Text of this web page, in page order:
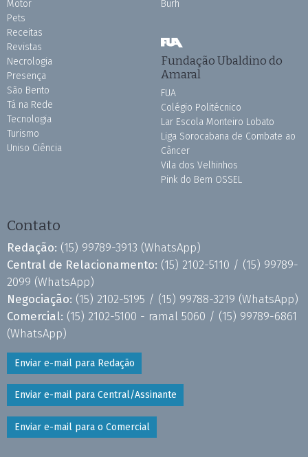
Motor
Pets
Receitas
Revistas
Necrologia
Presença
São Bento
Tá na Rede
Tecnologia
Turismo
Uniso Ciência
Burh
Fundação Ubaldino do
Amaral
FUA
Colégio Politécnico
Lar Escola Monteiro Lobato
Liga Sorocabana de Combate ao
Câncer
Vila dos Velhinhos
Pink do Bem OSSEL
Contato
Redação: (15) 99789-3913 (WhatsApp)
Central de Relacionamento: (15) 2102-5110 / (15) 99789-
2099 (WhatsApp)
Negociação: (15) 2102-5195 / (15) 99788-3219 (WhatsApp)
Comercial: (15) 2102-5100 - ramal 5060 / (15) 99789-6861
(WhatsApp)
Enviar e-mail para Redação
Enviar e-mail para Central/Assinante
Enviar e-mail para o Comercial